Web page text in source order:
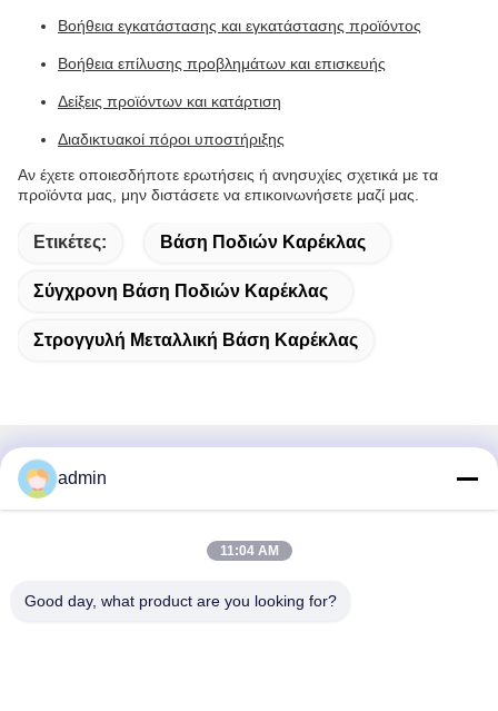
Βοήθεια εγκατάστασης και εγκατάστασης προϊόντος
Βοήθεια επίλυσης προβλημάτων και επισκευής
Δείξεις προϊόντων και κατάρτιση
Διαδικτυακοί πόροι υποστήριξης
Αν έχετε οποιεσδήποτε ερωτήσεις ή ανησυχίες σχετικά με τα
προϊόντα μας, μην διστάσετε να επικοινωνήσετε μαζί μας.
Ετικέτες: Βάση Ποδιών Καρέκλας
Σύγχρονη Βάση Ποδιών Καρέκλας
Στρογγυλή Μεταλλική Βάση Καρέκλας
Γρήγορη επικοινωνία
38 Λεωφόρος Shafu, πόλη Longjiang, περιοχή Shunde,
admin
11:04 AM
Good day, what product are you looking for?